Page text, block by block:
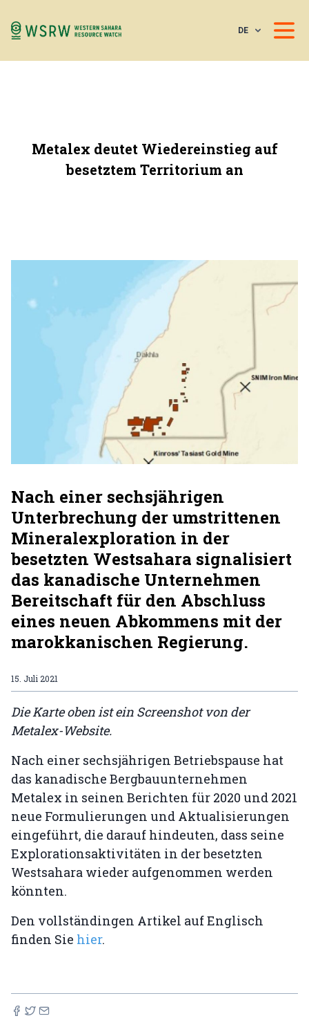
DE
Metalex deutet Wiedereinstieg auf
besetztem Territorium an
Nach einer sechsjährigen
Unterbrechung der umstrittenen
Mineralexploration in der
besetzten Westsahara signalisiert
das kanadische Unternehmen
Bereitschaft für den Abschluss
eines neuen Abkommens mit der
marokkanischen Regierung.
15. Juli 2021
Die Karte oben ist ein Screenshot von der
Metalex-Website.
Nach einer sechsjährigen Betriebspause hat
das kanadische Bergbauunternehmen
Metalex in seinen Berichten für 2020 und 2021
neue Formulierungen und Aktualisierungen
eingeführt, die darauf hindeuten, dass seine
Explorationsaktivitäten in der besetzten
Westsahara wieder aufgenommen werden
könnten.
Den vollständingen Artikel auf Englisch
finden Sie hier.